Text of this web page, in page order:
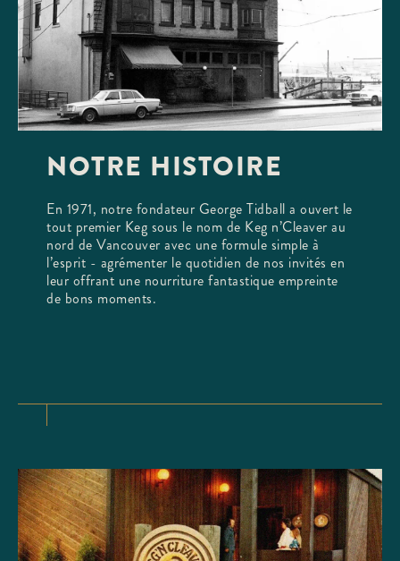
NOTRE HISTOIRE
En 1971, notre fondateur George Tidball a ouvert le
tout premier Keg sous le nom de Keg n’Cleaver au
nord de Vancouver avec une formule simple à
l’esprit - agrémenter le quotidien de nos invités en
leur offrant une nourriture fantastique empreinte
de bons moments.